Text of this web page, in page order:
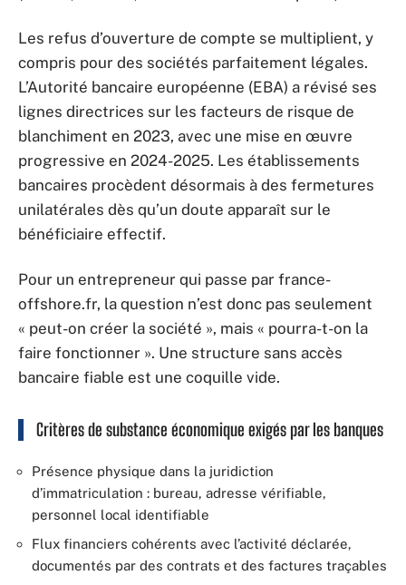
Les refus d’ouverture de compte se multiplient, y
compris pour des sociétés parfaitement légales.
L’Autorité bancaire européenne (EBA) a révisé ses
lignes directrices sur les facteurs de risque de
blanchiment en 2023, avec une mise en œuvre
progressive en 2024-2025. Les établissements
bancaires procèdent désormais à des fermetures
unilatérales dès qu’un doute apparaît sur le
bénéficiaire effectif.
Pour un entrepreneur qui passe par france-
offshore.fr, la question n’est donc pas seulement
« peut-on créer la société », mais « pourra-t-on la
faire fonctionner ». Une structure sans accès
bancaire fiable est une coquille vide.
Critères de substance économique exigés par les banques
Présence physique dans la juridiction
d’immatriculation : bureau, adresse vérifiable,
personnel local identifiable
Flux financiers cohérents avec l’activité déclarée,
documentés par des contrats et des factures traçables